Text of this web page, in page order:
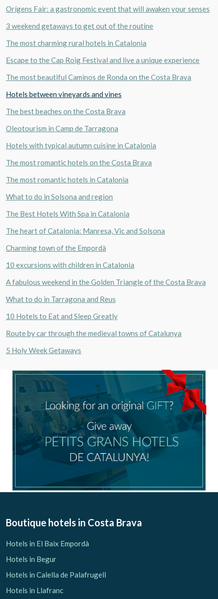
Orígens Fair: a gastronomic event that will awaken your senses
3 weekend getaways to get out of the routine
The most charming rural hotels in Catalonia
Escape to the Cap Roig Festival and live a unique experience
The most beautiful Caminos de Ronda on the Costa Brava
Hotels between vineyards and vines
The best beaches on the Costa Brava
Oleotourism in Camp de Tarragona
Hotels with typical autumn cuisine in Catalonia
The most romantic hotels on the Costa Brava
The most romantic hotels in Catalonia
What to do in Solsona and region
The Best Hotels With Spa in Catalonia
The heart of Catalonia: Manresa, Vic and Solsona
Charming town of the Empordà
10 excursions with children in Catalonia
A fabulous weekend in the Golden Triangle of the Costa Brava
What to do in Tarragona and Reus
10 Hotels to Eat and Sleep Greatly
Route by car through the medieval towns of Catalunya
5 Holy Week Getaways
Boutique hotels in Costa Brava
Hotels in El Baix Empordà
Hotels in Begur
Hotels in Calella de Palafrugell
Hotels in Llafranc